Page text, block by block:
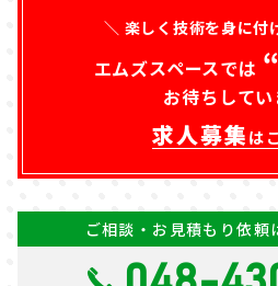
＼ 楽しく技術を身に付
エムズスペースでは
お待ちしてい
求人募集 は
ご相談・お見積もり依頼